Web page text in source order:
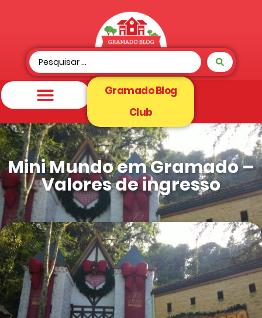
Gramado Blog
Club
Mini Mundo em Gramado –
Valores de ingresso